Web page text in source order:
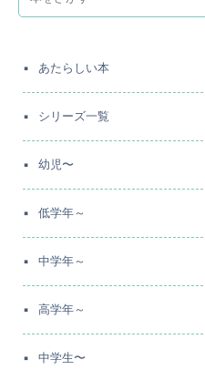
あたらしい本
シリーズ一覧
幼児〜
低学年～
中学年～
高学年～
中学生〜